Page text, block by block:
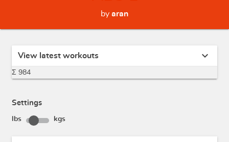
by aran
View latest workouts expand_more
Σ 984
Settings
lbs kgs